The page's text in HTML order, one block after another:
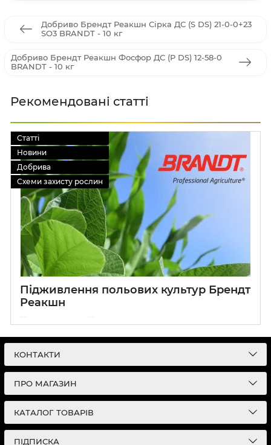
Добриво Брендт Реакшн Сірка ДС (S DS) 21-0-0+23
SO3 BRANDT - 10 кг
Добриво Брендт Реакшн Фосфор ДС (P DS) 12-58-0
BRANDT - 10 кг
Рекомендовані статті
Статті
Новини
Добрива
Схеми захисту рослин
Підживлення польових культур Брендт
Реакшн
КОНТАКТИ
ПРО МАГАЗИН
КАТАЛОГ ТОВАРІВ
ПІДПИСКА